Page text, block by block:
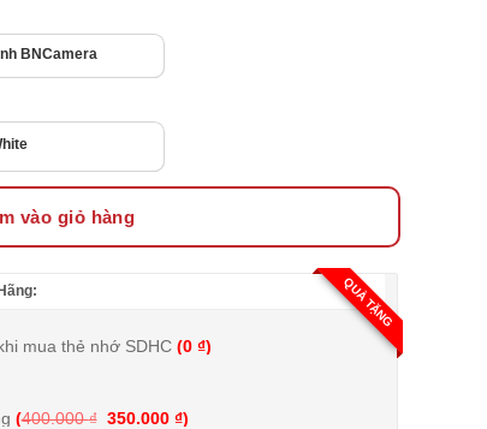
BNCamera
vào giỏ hàng
QUÀ TẶNG
mua thẻ nhớ SDHC (0 ₫)
(400.000₫ Giá gốc là: 400.000 ₫.
350.000 ₫Giá hiện tại là: 350.000 ₫.
)